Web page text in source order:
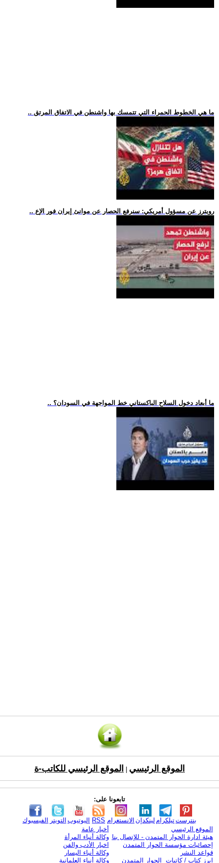
.. ما هي الخطوط الحمراء التي تتمسك بها واشنطن في الاتفاق المرتق
.. رويترز عن مسؤول أمريكي: سنرفع الحصار عن موانئ إيران فور الإع
.. ما أبعاد دخول السلاح الباكستاني خط المواجهة في السودان؟
الموقع الرئيسي الموقع الرئيسي للكاتب-ة
تابعونا على:
الفيسبوك التويتر اليوتيوب RSS الانستغرام لينكدإن تيلكرامبنترست
الموقع الرئيسي
هيئة ادارة الحوار المتمدن - للإتصال بنا
إحصائيات مؤسسة الحوار المتمدن
قواعد النشر
ابرز كتاب / كاتبات الحوار المتمدن
أخبار عامة
وكالة أنباء المرأة
اخبار الأدب والفن
وكالة أنباء اليسار
وكالة أنباء العلمانية